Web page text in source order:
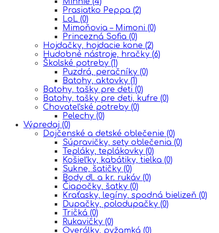
Prasiatko Peppa (2)
LoL (0)
Mimoňovia – Mimoni (0)
Princezná Sofia (0)
Hojdačky, hojdacie kone (2)
Hudobné nástroje, hračky (6)
Školské potreby (1)
Puzdrá, peračníky (0)
Batohy, aktovky (1)
Batohy, tašky pre deti (0)
Batohy, tašky pre deti, kufre (0)
Chovateľské potreby (0)
Pelechy (0)
Výpredaj (0)
Dojčenské a detské oblečenie (0)
Súpravičky, sety oblečenia (0)
Tepláky, teplákovky (0)
Košieľky, kabátiky, tielka (0)
Sukne, šatičky (0)
Body dl. a kr. rukáv (0)
Čiapočky, šatky (0)
Kraťasky, legíny, spodná bielizeň (0)
Dupačky, polodupačky (0)
Tričká (0)
Rukavičky (0)
Overálky, pyžamká (0)